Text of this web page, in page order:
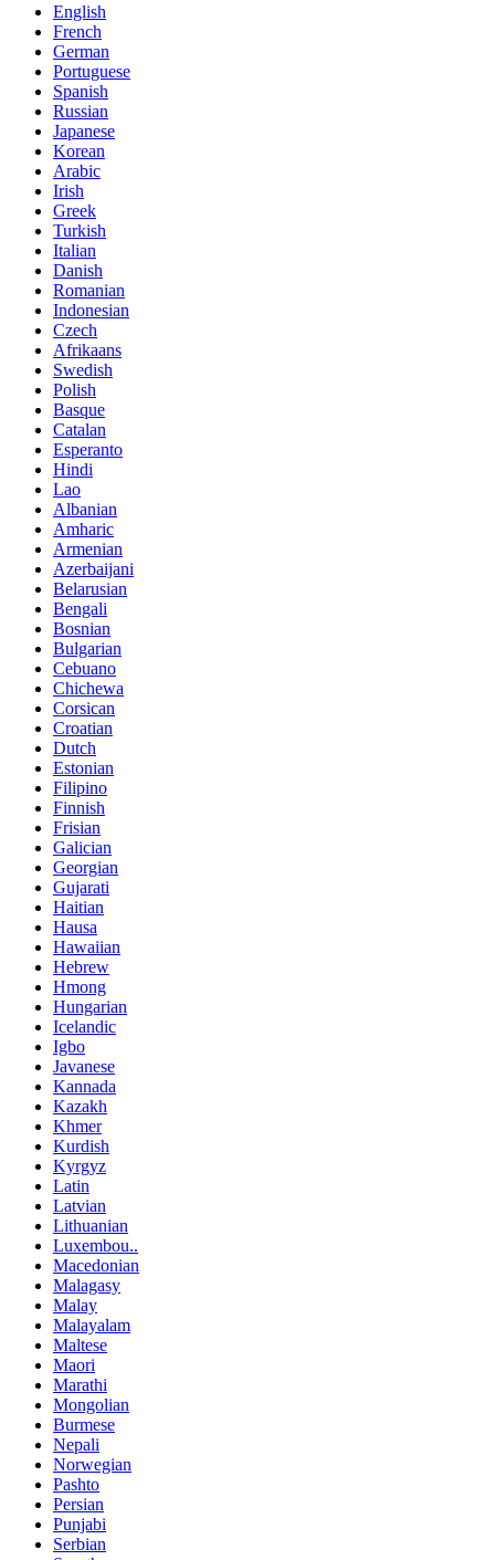
English
French
German
Portuguese
Spanish
Russian
Japanese
Korean
Arabic
Irish
Greek
Turkish
Italian
Danish
Romanian
Indonesian
Czech
Afrikaans
Swedish
Polish
Basque
Catalan
Esperanto
Hindi
Lao
Albanian
Amharic
Armenian
Azerbaijani
Belarusian
Bengali
Bosnian
Bulgarian
Cebuano
Chichewa
Corsican
Croatian
Dutch
Estonian
Filipino
Finnish
Frisian
Galician
Georgian
Gujarati
Haitian
Hausa
Hawaiian
Hebrew
Hmong
Hungarian
Icelandic
Igbo
Javanese
Kannada
Kazakh
Khmer
Kurdish
Kyrgyz
Latin
Latvian
Lithuanian
Luxembou..
Macedonian
Malagasy
Malay
Malayalam
Maltese
Maori
Marathi
Mongolian
Burmese
Nepali
Norwegian
Pashto
Persian
Punjabi
Serbian